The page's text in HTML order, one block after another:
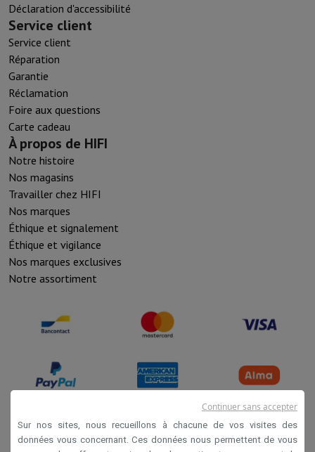
Déclaration d'accessibilité
Service client
Service client
Réparation
Garantie
Réclamation
Foire aux questions
Carte cadeau
À propos de HIFI
Notre histoire
Nos magasins
Travailler chez HIFI
Nos marques
Éthique et signalement
Éthique et vigilance
Nos marques exclusives
Notre assortiment
Conditions de vente
Sur nos sites, nous recueillons à chacune de vos visites des
données vous concernant. Ces données nous permettent de vous
Continuer sans accepter